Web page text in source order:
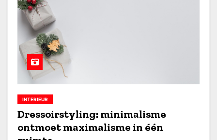
INTERIEUR
Dressoirstyling: minimalisme
ontmoet maximalisme in één